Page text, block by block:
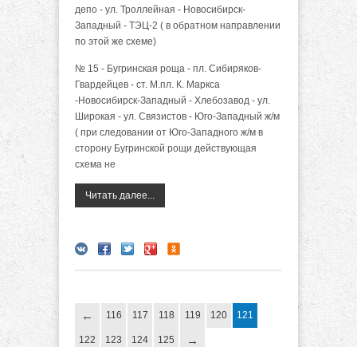
депо - ул. Троллейная - Новосибирск-
Западный - ТЭЦ-2 ( в обратном направлении
по этой же схеме)
№ 15 - Бугринская роща - пл. Сибиряков-
Гвардейцев - ст. М.пл. К. Маркса
-Новосибирск-Западный - Хлебозавод - ул.
Широкая - ул. Связистов - Юго-Западный ж/м
( при следовании от Юго-Западного ж/м в
сторону Бугринской рощи действующая
схема не
Читать далее...
116 117 118 119 120 121
122 123 124 125